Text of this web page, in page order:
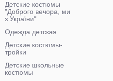
Детские костюмы
"Доброго вечора, ми
з України"
Одежда детская
Детские костюмы-
тройки
Детские школьные
костюмы